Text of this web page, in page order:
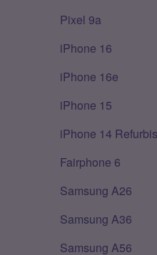
Pixel 9a
iPhone 16
iPhone 16e
iPhone 15
iPhone 14
Fairphone 6
Samsung A26
Samsung A36
Samsung A56